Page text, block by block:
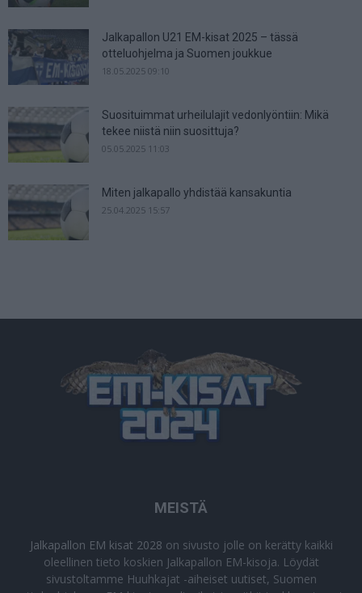
Jalkapallon U21 EM-kisat 2025 – tässä
otteluohjelma ja Suomen joukkue
18.05.2025 09:10
Suosituimmat urheilulajit vedonlyöntiin: Mikä
tekee niistä niin suosittuja?
05.05.2025 11:03
Miten jalkapallo yhdistää kansakuntia
25.04.2025 15:57
MEISTÄ
Jalkapallon EM kisat 2028 on sivusto jolle on kerätty kaikki
oleellinen tieto koskien Jalkapallon EM-kisoja. Löydät
sivustoltamme Huuhkajat -aiheiset uutiset, Suomen